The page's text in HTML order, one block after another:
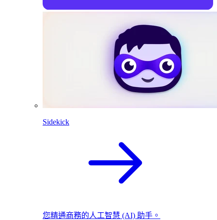
Sidekick
您精通商務的人工智慧 (AI) 助手。